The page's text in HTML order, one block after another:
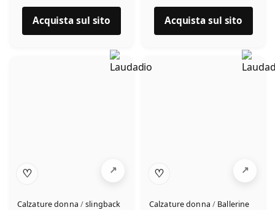
Acquista sul sito Acquista sul sito
♡
Calzature donna /slingback
♡
Calzature donna / Ballerine
Scrivi a Laudadio
Invia un messaggio diretto al negozio